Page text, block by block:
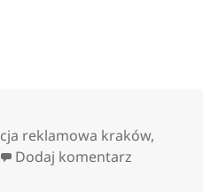
reklamowa kraków,
Dodaj komentarz